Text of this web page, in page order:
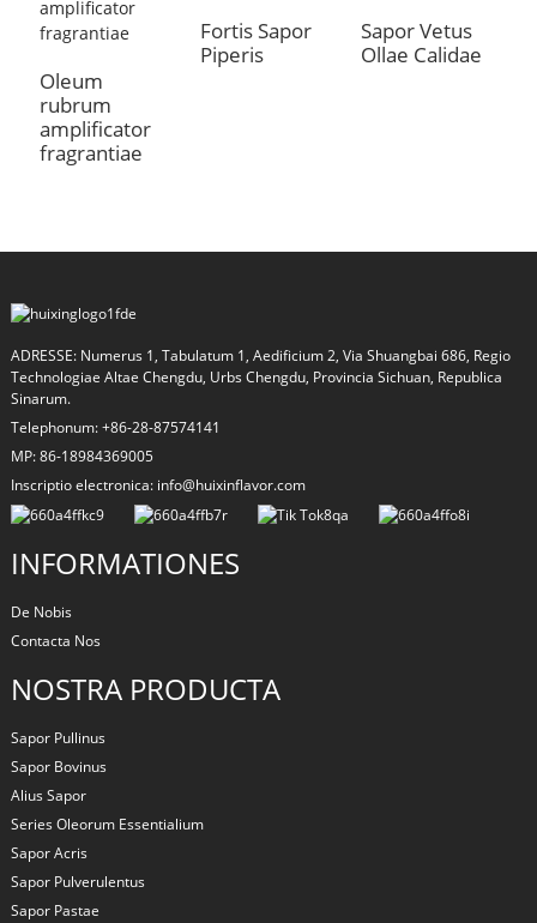
Oleum
rubrum
amplificator
fragrantiae
Fortis Sapor
Piperis
Sapor Vetus
Ollae Calidae
ADRESSE: Numerus 1, Tabulatum 1, Aedificium 2, Via Shuangbai 686, Regio
Technologiae Altae Chengdu, Urbs Chengdu, Provincia Sichuan, Republica
Sinarum.
Telephonum: +86-28-87574141
MP: 86-18984369005
Inscriptio electronica: info@huixinflavor.com
INFORMATIONES
De Nobis
Contacta Nos
NOSTRA PRODUCTA
Sapor Pullinus
Sapor Bovinus
Alius Sapor
Series Oleorum Essentialium
Sapor Acris
Sapor Pulverulentus
Sapor Pastae